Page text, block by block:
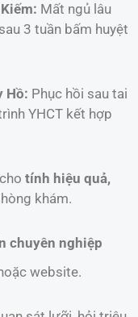
Mất ngủ lâu
3 tuần bấm huyệt
Hồ: Phục hồi sau tai
YHCT kết hợp
tính hiệu quả,
khám.
chuyên nghiệp
website.